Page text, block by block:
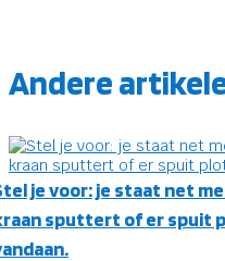
Andere
je voor: je staat net
sputtert of er spuit